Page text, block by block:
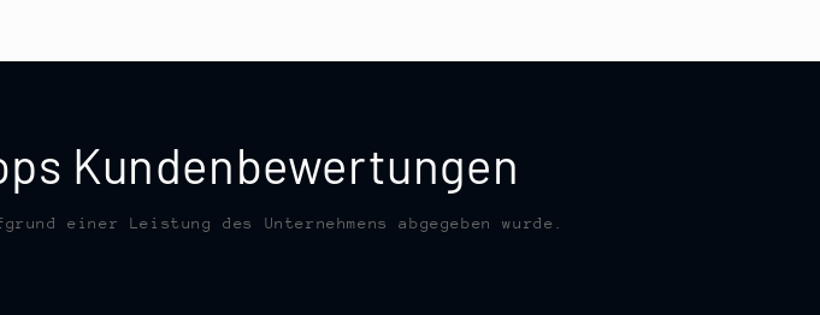
Kundenbewertungen
einer Leistung des Unternehmens abgegeben wurde.